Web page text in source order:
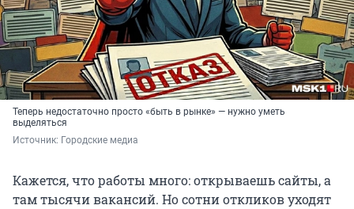
Теперь недостаточно просто «быть в рынке» — нужно уметь
выделяться
Источник: Городские медиа
Кажется, что работы много: открываешь сайты, а
там тысячи вакансий. Но сотни откликов уходят